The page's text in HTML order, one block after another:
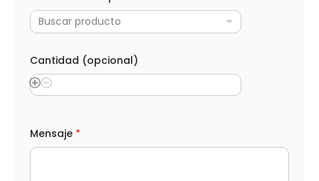
Buscar producto
Cantidad (opcional)
M
e
Mensaje *